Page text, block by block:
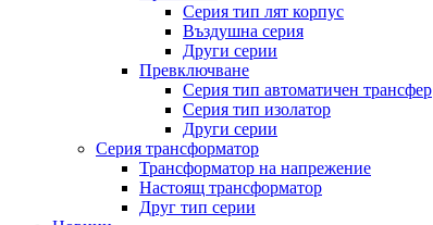
Серия тип лят корпус
Въздушна серия
Други серии
Превключване
Серия тип автоматичен трансфер
Серия тип изолатор
Други серии
Серия трансформатор
Трансформатор на напрежение
Настоящ трансформатор
Друг тип серии